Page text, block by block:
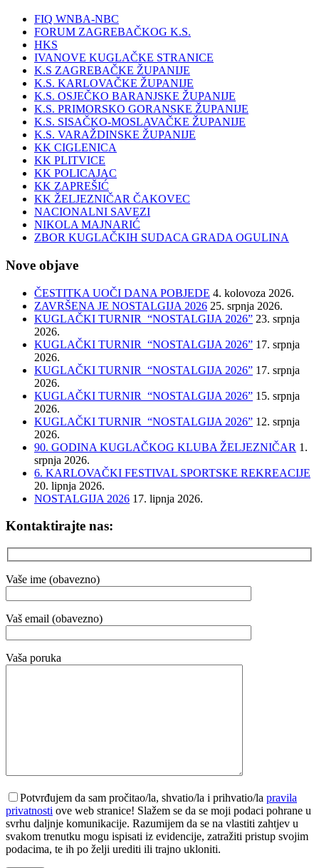
FIQ WNBA-NBC
FORUM ZAGREBAČKOG K.S.
HKS
IVANOVE KUGLAČKE STRANICE
K.S ZAGREBAČKE ŽUPANIJE
K.S. KARLOVAČKE ŽUPANIJE
K.S. OSJEČKO BARANJSKE ŽUPANIJE
K.S. PRIMORSKO GORANSKE ŽUPANIJE
K.S. SISAČKO-MOSLAVAČKE ŽUPANIJE
K.S. VARAŽDINSKE ŽUPANIJE
KK CIGLENICA
KK PLITVICE
KK POLICAJAC
KK ZAPREŠIĆ
KK ŽELJEZNIČAR ČAKOVEC
NACIONALNI SAVEZI
NIKOLA MAJNARIĆ
ZBOR KUGLAČKIH SUDACA GRADA OGULINA
Nove objave
ČESTITKA UOČI DANA POBJEDE 4. kolovoza 2026.
ZAVRŠENA JE NOSTALGIJA 2026 25. srpnja 2026.
KUGLAČKI TURNIR “NOSTALGIJA 2026” 23. srpnja
2026.
KUGLAČKI TURNIR “NOSTALGIJA 2026” 17. srpnja
2026.
KUGLAČKI TURNIR “NOSTALGIJA 2026” 17. srpnja
2026.
KUGLAČKI TURNIR “NOSTALGIJA 2026” 15. srpnja
2026.
KUGLAČKI TURNIR “NOSTALGIJA 2026” 12. srpnja
2026.
90. GODINA KUGLAČKOG KLUBA ŽELJEZNIČAR 1.
srpnja 2026.
6. KARLOVAČKI FESTIVAL SPORTSKE REKREACIJE
20. lipnja 2026.
NOSTALGIJA 2026 17. lipnja 2026.
Kontaktirajte nas:
Vaše ime (obavezno)
Vaš email (obavezno)
Vaša poruka
Potvrđujem da sam pročitao/la, shvatio/la i prihvatio/la pravila
privatnosti ove web stranice! Slažem se da se moji podaci pohrane u
svrhu daljnje komunikacije. Razumijem da se na vlastiti zahtjev u
svakom trenutku mogu ispisati iz evidencije, zatražiti pristup svojim
podacima, te ih po želji urediti ili trajno ukloniti.